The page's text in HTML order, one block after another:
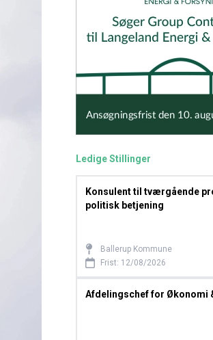
Ledige Stillinger
Konsulent til tværgående
politisk betjening
Ballerup Kommune
Frist: 12/08/2026
Afdelingschef for Økonomi